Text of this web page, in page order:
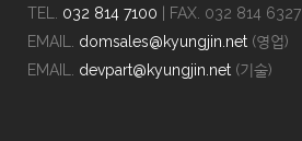
TEL. 032 814 7100 | FAX. 032 814 6327
EMAIL. domsales@kyungjin.net (영업)
EMAIL. devpart@kyungjin.net (기술)